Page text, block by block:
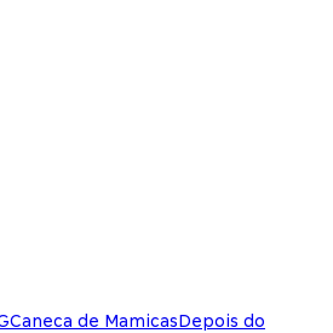
Caneca de MamicasDepois do